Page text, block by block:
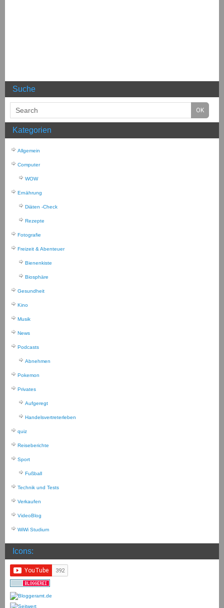
Suche
Kategorien
Allgemein
Computer
WOW
Ernährung
Diäten -Check
Rezepte
Fotografie
Freizeit & Abenteuer
Bienenkiste
Biosphäre
Gesundheit
Kino
Musik
News
Podcasts
Abnehmen
Pokemon
Privates
Aufgeregt
Handelsvertreterleben
quiz
Reiseberichte
Sport
Fußball
Technik und Tests
Verkaufen
VideoBlog
WiWi Studium
Icons: